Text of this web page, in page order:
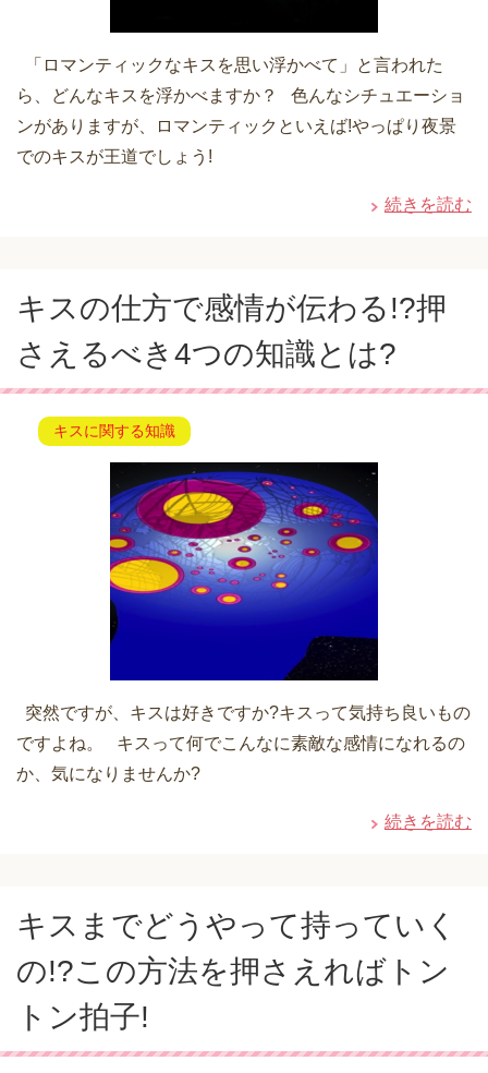
「ロマンティックなキスを思い浮かべて」と言われた
ら、どんなキスを浮かべますか？ 色んなシチュエーショ
ンがありますが、ロマンティックといえば!やっぱり夜景
でのキスが王道でしょう!
続きを読む
キスの仕方で感情が伝わる!?押
さえるべき4つの知識とは?
キスに関する知識
突然ですが、キスは好きですか?キスって気持ち良いもの
ですよね。 キスって何でこんなに素敵な感情になれるの
か、気になりませんか?
続きを読む
キスまでどうやって持っていく
の!?この方法を押さえればトン
トン拍子!